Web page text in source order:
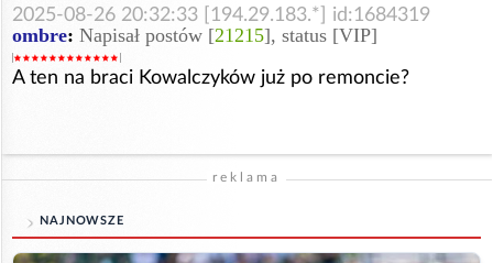
2025-08-26 20:32:33 [194.29.183.*] id:1684319
ombre: Napisał postów [21215], status [VIP]
A ten na braci Kowalczyków już po remoncie?
reklama
NAJNOWSZE